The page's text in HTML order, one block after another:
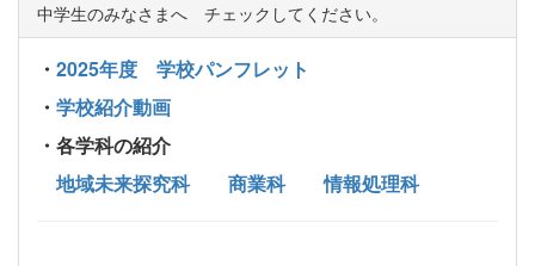
中学生のみなさまへ チェックしてください。
・ 2025年度 学校パンフレット
・ 学校紹介動画
・各学科の紹介
地域未来探究科
商業科情報処理科